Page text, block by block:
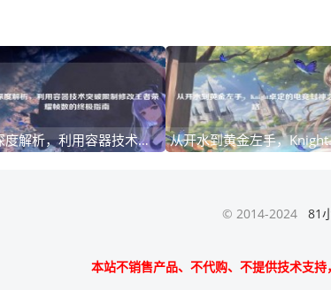
深度解析，利用容器技术突破限制修改王者荣耀帧数的终极指南 从开水
© 2014-2024 81
本站不销售产品、不代购、不提供技术支持